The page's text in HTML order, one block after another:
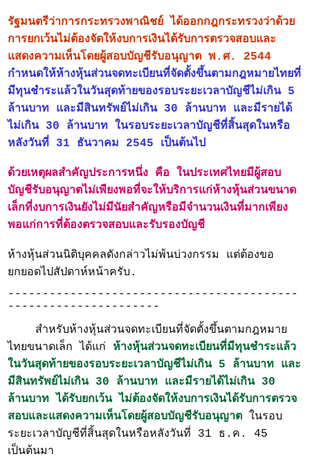
รัฐมนตรีว่าการกระทรวงพาณิชย์ ได้ออกกฎกระทรวงว่าด้วย
การยกเว้นไม่ต้องจัดให้งบการเงินได้รับการตรวจสอบและ
แสดงความเห็นโดยผู้สอบบัญชีรับอนุญาต พ.ศ. 2544
กำหนดให้ห้างหุ้นส่วนจดทะเบียนที่จัดตั้งขึ้นตามกฎหมายไทยที่
มีทุนชำระแล้วในวันสุดท้ายของรอบระยะเวลาบัญชีไม่เกิน 5
ล้านบาท และมีสินทรัพย์ไม่เกิน 30 ล้านบาท และมีรายได้
ไม่เกิน 30 ล้านบาท ในรอบระยะเวลาบัญชีที่สิ้นสุดในหรือ
หลังวันที่ 31 ธันวาคม 2545 เป็นต้นไป
ด้วยเหตุผลสำคัญประการหนึ่ง คือ ในประเทศไทยมีผู้สอบ
บัญชีรับอนุญาตไม่เพียงพอที่จะให้บริการแก่ห้างหุ้นส่วนขนาด
เล็กที่งบการเงินยังไม่มีนัยสำคัญหรือมีจำนวนเงินที่มากเพียง
พอแก่การที่ต้องตรวจสอบและรับรองบัญชี
ห้างหุ้นส่วนนิติบุคคลดังกล่าวไม่พ้นบ่วงกรรม แต่ต้องขอ
ยกยอดไปสัปดาห์หน้าครับ.
------------------------------------------
----------------------
สำหรับห้างหุ้นส่วนจดทะเบียนที่จัดตั้งขึ้นตามกฎหมาย
ไทยขนาดเล็ก ได้แก่ ห้างหุ้นส่วนจดทะเบียนที่มีทุนชำระแล้ว
ในวันสุดท้ายของรอบระยะเวลาบัญชีไม่เกิน 5 ล้านบาท และ
มีสินทรัพย์ไม่เกิน 30 ล้านบาท และมีรายได้ไม่เกิน 30
ล้านบาท ได้รับยกเว้น ไม่ต้องจัดให้งบการเงินได้รับการตรวจ
สอบและแสดงความเห็นโดยผู้สอบบัญชีรับอนุญาต ในรอบ
ระยะเวลาบัญชีที่สิ้นสุดในหรือหลังวันที่ 31 ธ.ค. 45
เป็นต้นมา